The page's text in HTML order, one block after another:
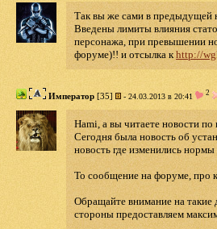
Так вы же сами в предыдущей
Введены лимиты влияния
персонажа, при превышении
форуме)!! и отсылка кhttp://
Император [35] - 24.03.2013 в 20:41 2
Hami, а вы читаете новости по
Сегодня была новость об
новость где изменились
То сообщение на форуме, про
Обращайте внимание на такие
стороны предоставляем